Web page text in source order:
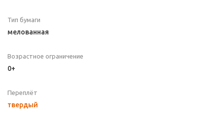
Тип бумаги
мелованная
Возрастное ограничение
0+
Переплёт
твердый